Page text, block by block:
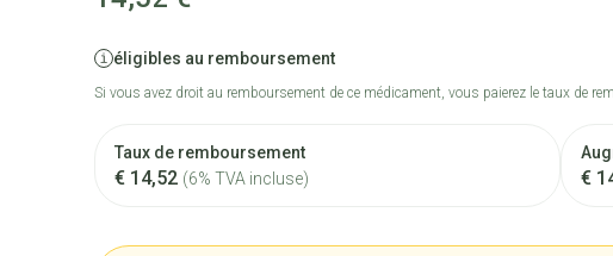
éligibles au remboursement
Si vous avez droit au remboursement de ce médicament, vous paierez le taux de
Taux de remboursement
€ 14,52 (6% TVA incluse) €